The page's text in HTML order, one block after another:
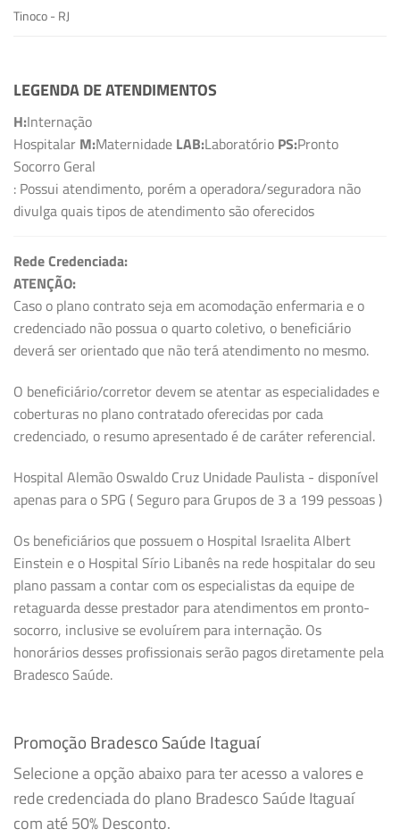
Tinoco - RJ
LEGENDA DE ATENDIMENTOS
H:Internação
Hospitalar M:Maternidade LAB:Laboratório PS:Pronto
Socorro Geral
: Possui atendimento, porém a operadora/seguradora não
divulga quais tipos de atendimento são oferecidos
Rede Credenciada:
ATENÇÃO:
Caso o plano contrato seja em acomodação enfermaria e o
credenciado não possua o quarto coletivo, o beneficiário
deverá ser orientado que não terá atendimento no mesmo.
O beneficiário/corretor devem se atentar as especialidades e
coberturas no plano contratado oferecidas por cada
credenciado, o resumo apresentado é de caráter referencial.
Hospital Alemão Oswaldo Cruz Unidade Paulista - disponível
apenas para o SPG ( Seguro para Grupos de 3 a 199 pessoas )
Os beneficiários que possuem o Hospital Israelita Albert
Einstein e o Hospital Sírio Libanês na rede hospitalar do seu
plano passam a contar com os especialistas da equipe de
retaguarda desse prestador para atendimentos em pronto-
socorro, inclusive se evoluírem para internação. Os
honorários desses profissionais serão pagos diretamente pela
Bradesco Saúde.
Promoção Bradesco Saúde Itaguaí
Selecione a opção abaixo para ter acesso a valores e
rede credenciada do plano Bradesco Saúde Itaguaí
com até 50% Desconto.